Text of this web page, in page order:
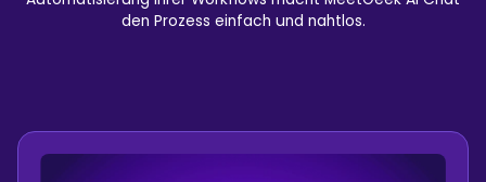
den Prozess einfach und nahtlos.